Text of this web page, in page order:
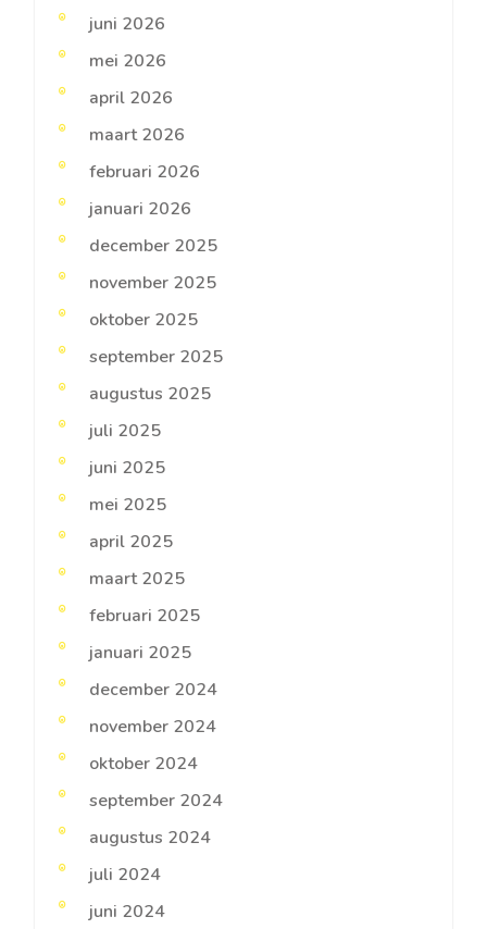
juni 2026
mei 2026
april 2026
maart 2026
februari 2026
januari 2026
december 2025
november 2025
oktober 2025
september 2025
augustus 2025
juli 2025
juni 2025
mei 2025
april 2025
maart 2025
februari 2025
januari 2025
december 2024
november 2024
oktober 2024
september 2024
augustus 2024
juli 2024
juni 2024